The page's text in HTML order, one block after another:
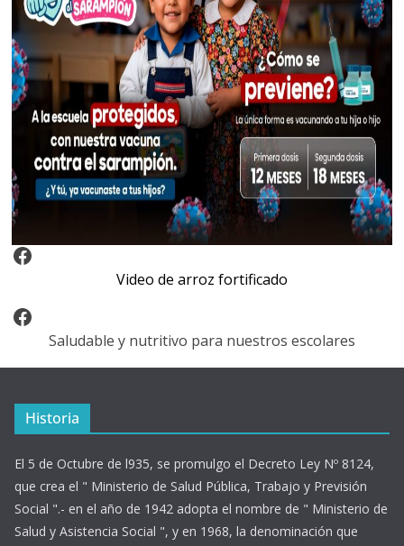
Video Arroz Fortificado
Video de arroz fortificado
Facebook
Saludable y nutritivo para nuestros escolares
Historia
El 5 de Octubre de l935, se promulgo el Decreto Ley Nº 8124,
que crea el " Ministerio de Salud Pública, Trabajo y Previsión
Social ".- en el año de 1942 adopta el nombre de " Ministerio de
Salud y Asistencia Social ", y en 1968, la denominación que